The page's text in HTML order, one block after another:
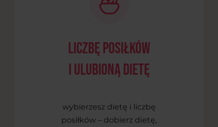
liczbę posiłków
i ulubioną dietę
wybierzesz dietę i liczbę
posiłków – dobierz dietę,